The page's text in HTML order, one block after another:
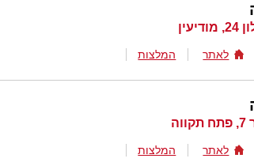
לאתר המלצות
לאתר המלצות